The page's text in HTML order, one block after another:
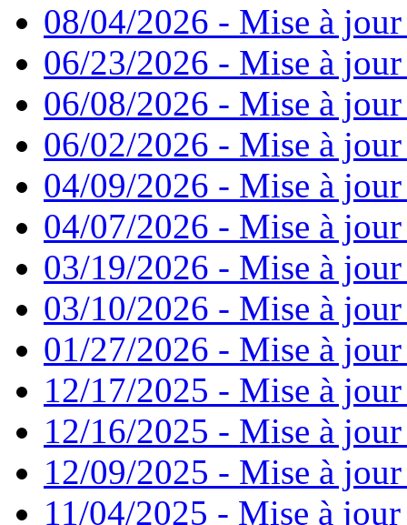
08/04/2026 - Mise à
06/23/2026 - Mise à
06/08/2026 - Mise à
06/02/2026 - Mise à
04/09/2026 - Mise à
04/07/2026 - Mise à
03/19/2026 - Mise à
03/10/2026 - Mise à
01/27/2026 - Mise à
12/17/2025 - Mise à
12/16/2025 - Mise à
12/09/2025 - Mise à
11/04/2025 - Mise à